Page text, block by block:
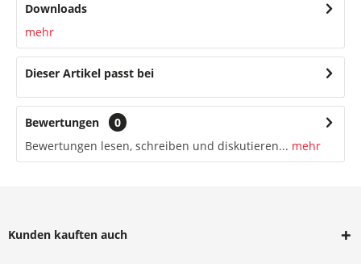
Downloads
mehr
Dieser Artikel passt bei
Bewertungen
0
Bewertungen lesen, schreiben und diskutieren... mehr
Kunden kauften auch